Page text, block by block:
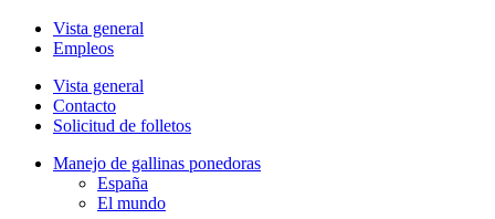
Vista general
Empleos
Vista general
Contacto
Solicitud de folletos
Manejo de gallinas ponedoras
España
El mundo